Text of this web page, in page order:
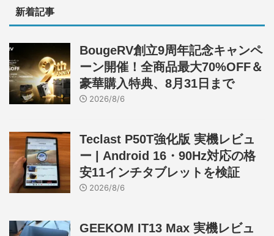
新着記事
BougeRV創立9周年記念キャンペ
ーン開催！全商品最大70%OFF＆
豪華購入特典、8月31日まで
2026/8/6
Teclast P50T強化版 実機レビュ
ー | Android 16・90Hz対応の格
安11インチタブレットを検証
2026/8/6
GEEKOM IT13 Max 実機レビュ